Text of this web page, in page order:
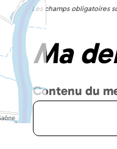
Les champs obligatoires
Ma
Contenu du